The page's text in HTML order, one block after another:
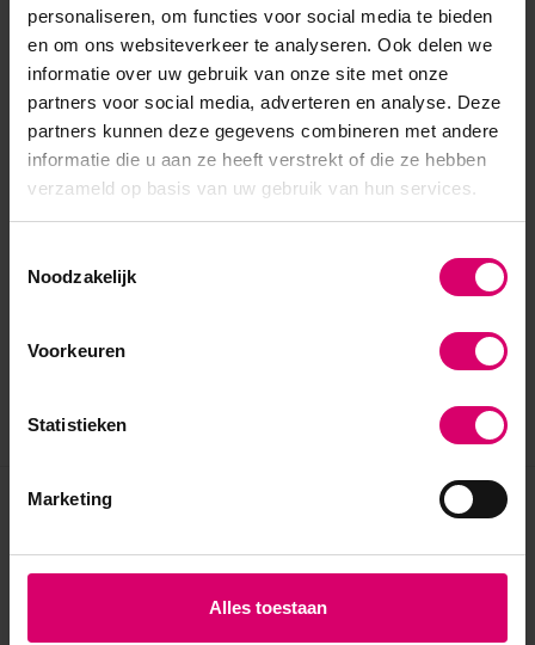
personaliseren, om functies voor social media te bieden
en om ons websiteverkeer te analyseren. Ook delen we
informatie over uw gebruik van onze site met onze
partners voor social media, adverteren en analyse. Deze
partners kunnen deze gegevens combineren met andere
informatie die u aan ze heeft verstrekt of die ze hebben
verzameld op basis van uw gebruik van hun services.
Noodzakelijk
Voorkeuren
Statistieken
Marketing
Alles toestaan
Eerder bekeken